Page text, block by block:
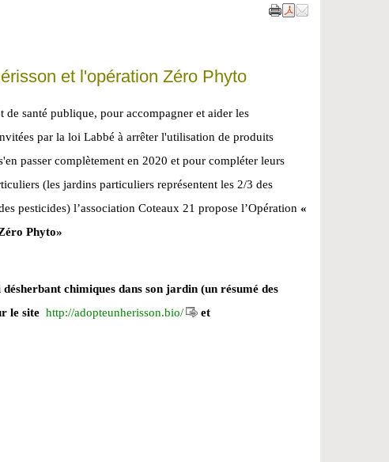
et l'opération Zéro Phyto
de santé publique, pour accompagner et aider les
par la loi Labbé à arrêter l'utilisation de produits
passer complètement en 2020 et pour compléter leurs
(les jardins particuliers représentent les 2/3 des
pesticides) l’association Coteaux 21 propose l’Opération «
Phyto»
chimiques dans son jardin (un résumé des
le site http://adopteunherisson.bio/
et